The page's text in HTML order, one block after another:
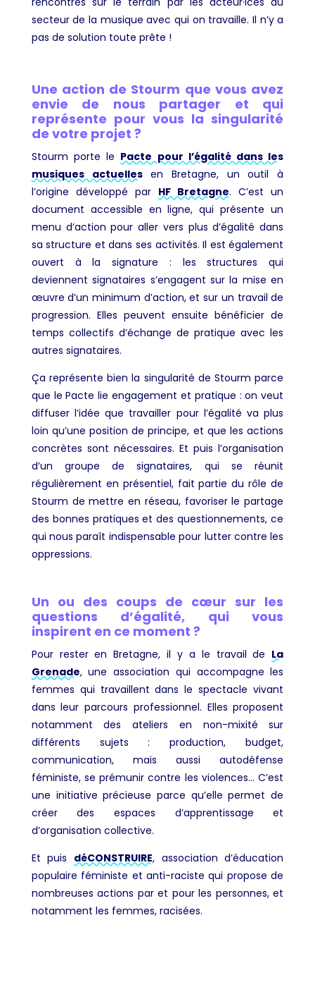
secteur de la musique avec qui on travaille. Il n’y a
pas de solution toute prête !
Une action de Stourm que vous avez
envie de nous partager et qui
représente pour vous la singularité
de votre projet ?
Stourm porte le Pacte pour l’égalité dans les
musiques actuellesen Bretagne, un outil à
l’origine développé par HF Bretagne. C’est un
document accessible en ligne, qui présente un
menu d’action pour aller vers plus d’égalité dans
sa structure et dans ses activités. Il est également
ouvert à la signature : les structures qui
deviennent signataires s’engagent sur la mise en
œuvre d’un minimum d’action, et sur un travail de
progression. Elles peuvent ensuite bénéficier de
temps collectifs d’échange de pratique avec les
autres signataires.
Ça représente bien la singularité de Stourm parce
que le Pacte lie engagement et pratique : on veut
diffuser l’idée que travailler pour l’égalité va plus
loin qu’une position de principe, et que les actions
concrètes sont nécessaires. Et puis l’organisation
d’un groupe de signataires, qui se réunit
régulièrement en présentiel, fait partie du rôle de
Stourm de mettre en réseau, favoriser le partage
des bonnes pratiques et des questionnements, ce
qui nous paraît indispensable pour lutter contre les
oppressions.
Un ou des coups de cœur sur les
questions d’égalité, qui vous
inspirent en ce moment ?
Pour rester en Bretagne, il y a le travail de La
Grenade, une association qui accompagne les
femmes qui travaillent dans le spectacle vivant
dans leur parcours professionnel. Elles proposent
notamment des ateliers en non-mixité sur
différents sujets : production, budget,
communication, mais aussi autodéfense
féministe, se prémunir contre les violences… C’est
une initiative précieuse parce qu’elle permet de
créer des espaces d’apprentissage et
d’organisation collective.
Et puis déCONSTRUIRE, association d’éducation
populaire féministe et anti-raciste qui propose de
nombreuses actions par et pour les personnes, et
notamment les femmes, racisées.